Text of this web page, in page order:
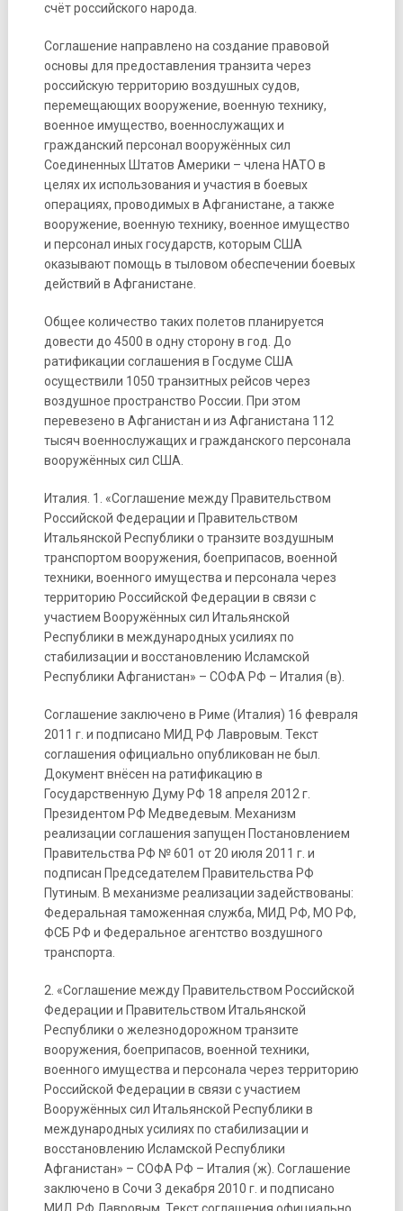
счёт российского народа.
Соглашение направлено на создание правовой
основы для предоставления транзита через
российскую территорию воздушных судов,
перемещающих вооружение, военную технику,
военное имущество, военнослужащих и
гражданский персонал вооружённых сил
Соединенных Штатов Америки – члена НАТО в
целях их использования и участия в боевых
операциях, проводимых в Афганистане, а также
вооружение, военную технику, военное имущество
и персонал иных государств, которым США
оказывают помощь в тыловом обеспечении боевых
действий в Афганистане.
Общее количество таких полетов планируется
довести до 4500 в одну сторону в год. До
ратификации соглашения в Госдуме США
осуществили 1050 транзитных рейсов через
воздушное пространство России. При этом
перевезено в Афганистан и из Афганистана 112
тысяч военнослужащих и гражданского персонала
вооружённых сил США.
Италия. 1. «Соглашение между Правительством
Российской Федерации и Правительством
Итальянской Республики о транзите воздушным
транспортом вооружения, боеприпасов, военной
техники, военного имущества и персонала через
территорию Российской Федерации в связи с
участием Вооружённых сил Итальянской
Республики в международных усилиях по
стабилизации и восстановлению Исламской
Республики Афганистан» – СОФА РФ – Италия (в).
Соглашение заключено в Риме (Италия) 16 февраля
2011 г. и подписано МИД РФ Лавровым. Текст
соглашения официально опубликован не был.
Документ внёсен на ратификацию в
Государственную Думу РФ 18 апреля 2012 г.
Президентом РФ Медведевым. Механизм
реализации соглашения запущен Постановлением
Правительства РФ № 601 от 20 июля 2011 г. и
подписан Председателем Правительства РФ
Путиным. В механизме реализации задействованы:
Федеральная таможенная служба, МИД РФ, МО РФ,
ФСБ РФ и Федеральное агентство воздушного
транспорта.
2. «Соглашение между Правительством Российской
Федерации и Правительством Итальянской
Республики о железнодорожном транзите
вооружения, боеприпасов, военной техники,
военного имущества и персонала через территорию
Российской Федерации в связи с участием
Вооружённых сил Итальянской Республики в
международных усилиях по стабилизации и
восстановлению Исламской Республики
Афганистан» – СОФА РФ – Италия (ж). Соглашение
заключено в Сочи 3 декабря 2010 г. и подписано